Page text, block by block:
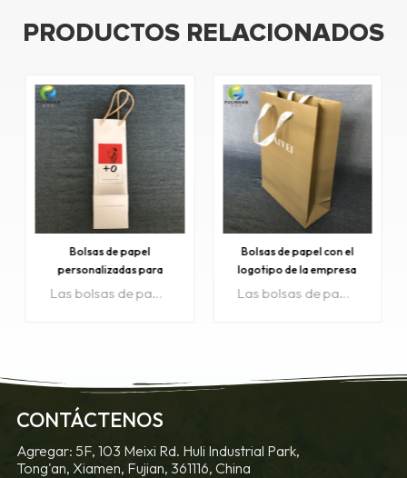
PRODUCTOS RELACIONADOS
Bolsas de papel con el
logotipo de la empresa
Las bolsas de papel con el logotipo de la empresa se utilizan comúnmente como bolsas de compras, embalajes y sacos.
OBTENGA
MÁS
Bolsas de compras de
cartón negro
Las bolsas de compras de papel y cartón negro son una moda y le dan marca a sus productos.
MÁS
CONTÁCTENOS
Agregar: 5F, 103 Meixi Rd. Huli Industrial Park,
Tong'an, Xiamen, Fujian, 361116, China